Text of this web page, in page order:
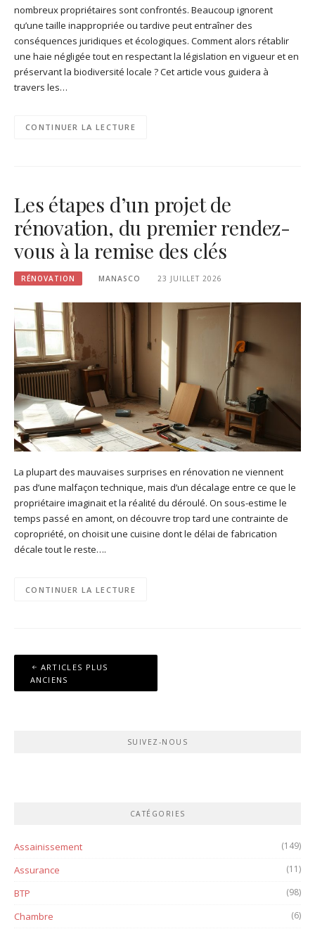
nombreux propriétaires sont confrontés. Beaucoup ignorent
qu’une taille inappropriée ou tardive peut entraîner des
conséquences juridiques et écologiques. Comment alors rétablir
une haie négligée tout en respectant la législation en vigueur et en
préservant la biodiversité locale ? Cet article vous guidera à
travers les…
CONTINUER LA LECTURE
Les étapes d’un projet de
rénovation, du premier rendez-
vous à la remise des clés
RÉNOVATION MANASCO 23 JUILLET 2026
La plupart des mauvaises surprises en rénovation ne viennent
pas d’une malfaçon technique, mais d’un décalage entre ce que le
propriétaire imaginait et la réalité du déroulé. On sous-estime le
temps passé en amont, on découvre trop tard une contrainte de
copropriété, on choisit une cuisine dont le délai de fabrication
décale tout le reste….
CONTINUER LA LECTURE
Navigation
des
ARTICLES PLUS
ANCIENS
SUIVEZ-NOUS
CATÉGORIES
Assainissement (149)
Assurance (11)
BTP (98)
Chambre (6)